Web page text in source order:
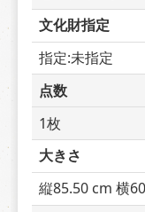
文化財指定
指定:未指定
点数
1枚
大きさ
縦85.50 cm 横